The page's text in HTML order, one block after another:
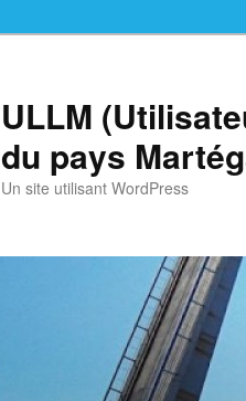
ULLM
du pays
Un site utilisant WordPress